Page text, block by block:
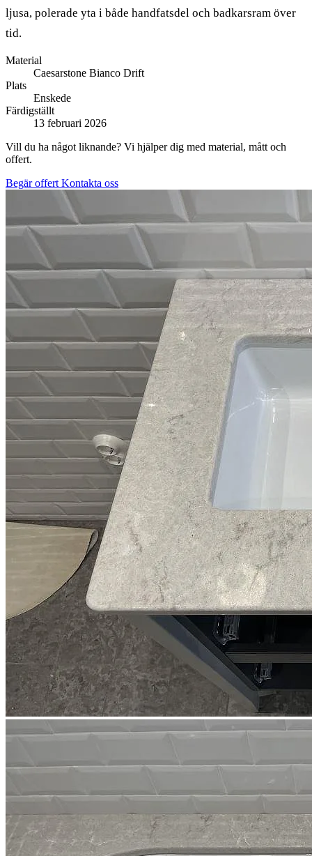
ljusa, polerade yta i både handfatsdel och badkarsram över
tid.
Material
Caesarstone Bianco Drift
Plats
Enskede
Färdigställt
13 februari 2026
Vill du ha något liknande? Vi hjälper dig med material, mått och
offert.
Begär offert Kontakta oss